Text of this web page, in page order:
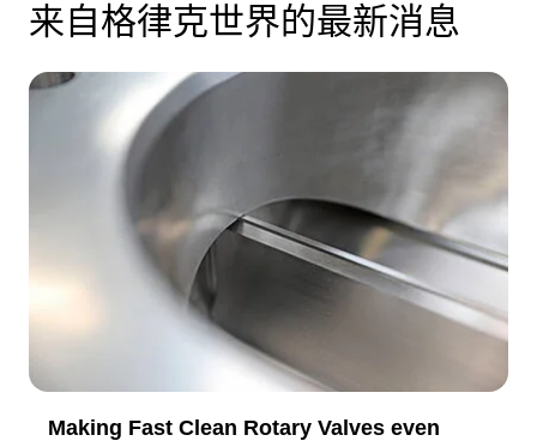
来自格律克世界的最新消息
Making Fast Clean Rotary Valves even